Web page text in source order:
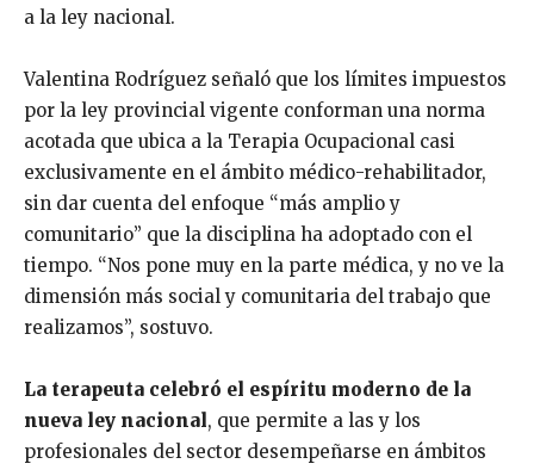
a la ley nacional.
Valentina Rodríguez señaló que los límites impuestos
por la ley provincial vigente conforman una norma
acotada que ubica a la Terapia Ocupacional casi
exclusivamente en el ámbito médico-rehabilitador,
sin dar cuenta del enfoque “más amplio y
comunitario” que la disciplina ha adoptado con el
tiempo. “Nos pone muy en la parte médica, y no ve la
dimensión más social y comunitaria del trabajo que
realizamos”, sostuvo.
La terapeuta celebró el espíritu moderno de la
nueva ley nacional, que permite a las y los
profesionales del sector desempeñarse en ámbitos